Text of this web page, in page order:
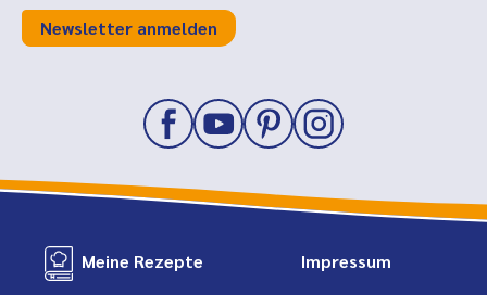
Newsletter anmelden
Meine Rezepte
Impressum